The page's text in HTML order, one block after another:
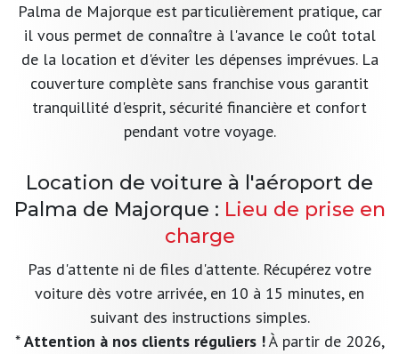
Palma de Majorque est particulièrement pratique, car
il vous permet de connaître à l'avance le coût total
de la location et d'éviter les dépenses imprévues. La
couverture complète sans franchise vous garantit
tranquillité d'esprit, sécurité financière et confort
pendant votre voyage.
Location de voiture à l'aéroport de
Palma de Majorque : Lieu de prise en
charge
Pas d'attente ni de files d'attente. Récupérez votre
voiture dès votre arrivée, en 10 à 15 minutes, en
suivant des instructions simples.
*Attention à nos clients réguliers !À partir de 2026,